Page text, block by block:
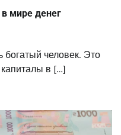
в мире денег
богатый человек. Это
в […]